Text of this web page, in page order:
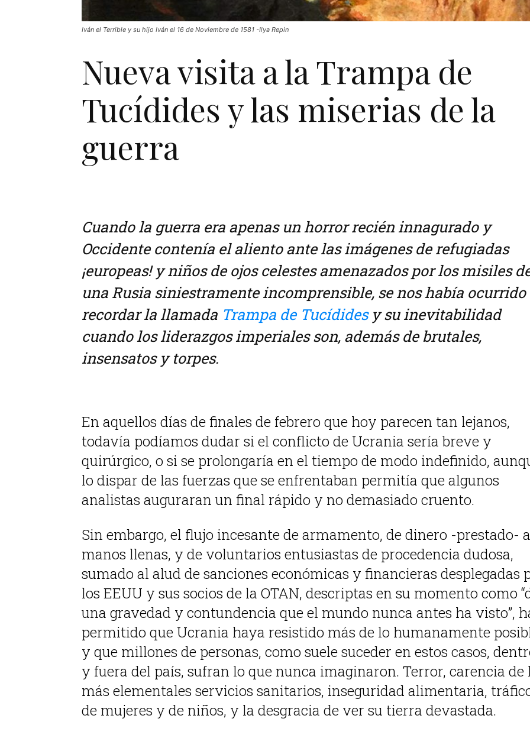
Iván el Terrible y su hijo Iván el 16 de Noviembre de 1581 -Ilya Repin
Nueva visita a la Trampa de
Tucídides y las miserias de la
guerra
Cuando la guerra era apenas un horror recién innagurado y
Occidente contenía el aliento ante las imágenes de refugiadas
¡europeas! y niños de ojos celestes amenazados por los misiles
una Rusia siniestramente incomprensible, se nos había ocurrido
recordar la llamada Trampa de Tucídidesy su inevitabilidad
cuando los liderazgos imperiales son, además de brutales,
insensatos y torpes.
En aquellos días de finales de febrero que hoy parecen tan lejanos,
todavía podíamos dudar si el conflicto de Ucrania sería breve y
quirúrgico, o si se prolongaría en el tiempo de modo indefinido,
lo dispar de las fuerzas que se enfrentaban permitía que algunos
analistas auguraran un final rápido y no demasiado cruento.
Sin embargo, el flujo incesante de armamento, de dinero -prestado- a
manos llenas, y de voluntarios entusiastas de procedencia dudosa,
sumado al alud de sanciones económicas y financieras desplegadas
los EEUU y sus socios de la OTAN, descriptas en su momento como
una gravedad y contundencia que el mundo nunca antes ha visto”,
permitido que Ucrania haya resistido más de lo humanamente
y que millones de personas, como suele suceder en estos casos,
y fuera del país, sufran lo que nunca imaginaron. Terror, carencia de
más elementales servicios sanitarios, inseguridad alimentaria,
de mujeres y de niños, y la desgracia de ver su tierra devastada.